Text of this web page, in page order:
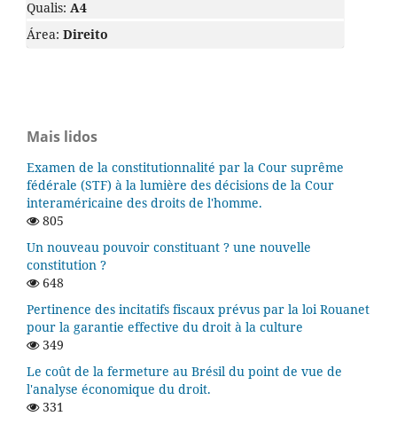
Qualis: A4
Área: Direito
Mais lidos
Examen de la constitutionnalité par la Cour suprême
fédérale (STF) à la lumière des décisions de la Cour
interaméricaine des droits de l'homme.
805
Un nouveau pouvoir constituant ? une nouvelle
constitution ?
648
Pertinence des incitatifs fiscaux prévus par la loi Rouanet
pour la garantie effective du droit à la culture
349
Le coût de la fermeture au Brésil du point de vue de
l'analyse économique du droit.
331